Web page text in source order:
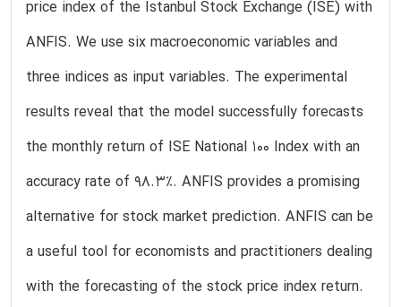
price index of the Istanbul Stock Exchange (ISE) with
ANFIS. We use six macroeconomic variables and
three indices as input variables. The experimental
results reveal that the model successfully forecasts
the monthly return of ISE National 100 Index with an
accuracy rate of 98.3%. ANFIS provides a promising
alternative for stock market prediction. ANFIS can be
a useful tool for economists and practitioners dealing
with the forecasting of the stock price index return.